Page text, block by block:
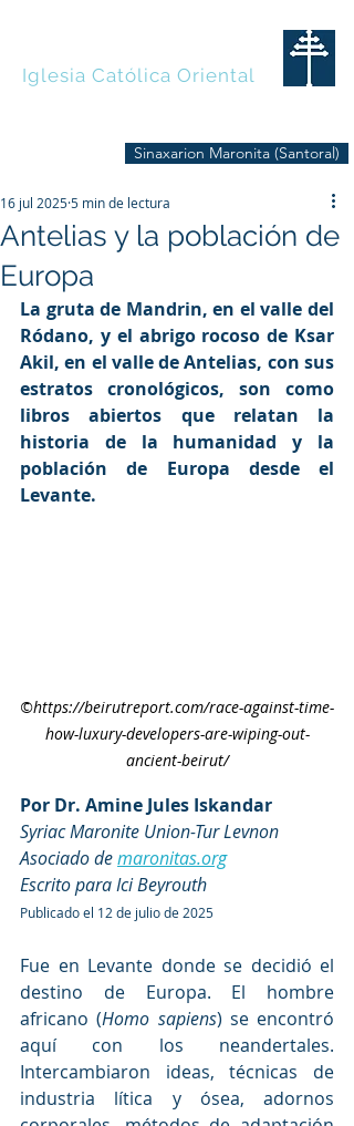
Iglesia Católica Oriental
Sinaxarion Maronita (Santoral)
Antelias y la población de
Europa
16 jul 20255 min de lectura
La gruta de Mandrin, en el valle del
Ródano, y el abrigo rocoso de Ksar
Akil, en el valle de Antelias, con sus
estratos cronológicos, son como
libros abiertos que relatan la
historia de la humanidad y la
población de Europa desde el
Levante.
©https://beirutreport.com/race-against-time-
how-luxury-developers-are-wiping-out-
ancient-beirut/
Por Dr. Amine Jules Iskandar
Syriac Maronite Union-Tur Levnon
Asociado de maronitas.org
Escrito para Ici Beyrouth
Publicado el 12 de julio de 2025
Fue en Levante donde se decidió el
destino de Europa. El hombre
africano (Homo sapiens) se encontró
aquí con los neandertales.
Intercambiaron ideas, técnicas de
industria lítica y ósea, adornos